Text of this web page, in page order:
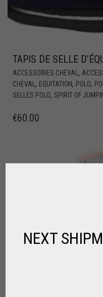
TAPIS DE SELLE
ACCESSOIRES CHEVAL ,
CHEVAL , EQUITATION, POLO,
SELLES POLO, SPIRIT OF
€60.00
NEXT